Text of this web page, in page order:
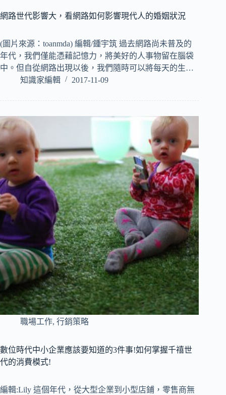
網路世代影響大，看網路如何影響現代人的婚姻狀況
(圖片來源：toanmda) 編輯/鍾宇筑 過去網路尚未普及的
年代，我們僅能憑藉記憶力，將美好的人事物留在腦袋
中。但自從網路出現以後，我們隨時可以將每天的生…
知識家編輯
2017-11-09
職場工作, 行銷策略
數位時代中小企業應該要知道的3件事!如何掌握千禧世
代的消費模式!
編輯:Lily 這個年代，從大型企業到小型店鋪，零售商無